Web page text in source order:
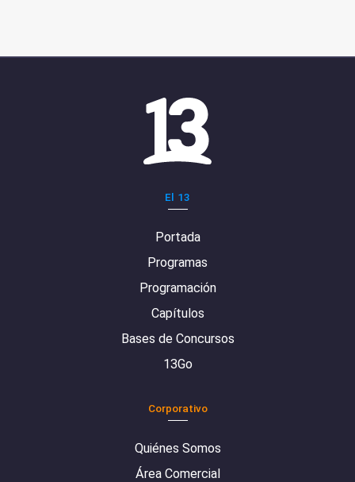
El 13
Portada
Programas
Programación
Capítulos
Bases de Concursos
13Go
Corporativo
Quiénes Somos
Área Comercial